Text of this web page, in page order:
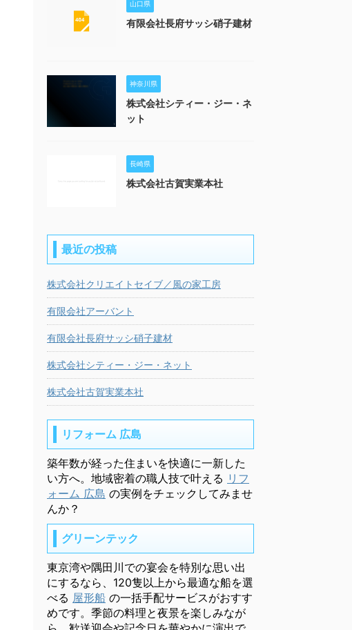
山口県
有限会社長府サッシ硝子建材
神奈川県
株式会社シティー・ジー・ネ
ット
長崎県
株式会社古賀実業本社
最近の投稿
株式会社クリエイトセイブ／風の家工房
有限会社アーバント
有限会社長府サッシ硝子建材
株式会社シティー・ジー・ネット
株式会社古賀実業本社
リフォーム 広島
築年数が経った住まいを快適に一新した
い方へ。地域密着の職人技で叶える リフ
ォーム 広島 の実例をチェックしてみませ
んか？
グリーンテック
東京湾や隅田川での宴会を特別な思い出
にするなら、120隻以上から最適な船を選
べる 屋形船 の一括手配サービスがおすす
めです。季節の料理と夜景を楽しみなが